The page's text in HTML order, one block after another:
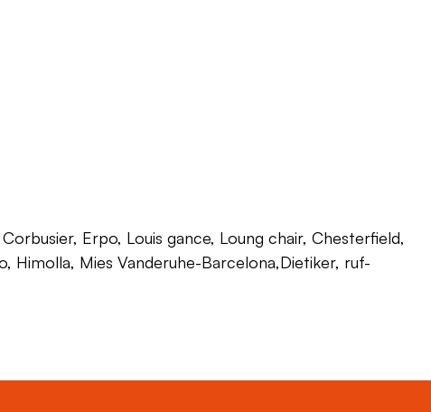
Erpo, Louis gance, Loung chair, Chesterfield,
Himolla, Mies Vanderuhe-Barcelona,Dietiker, ruf-